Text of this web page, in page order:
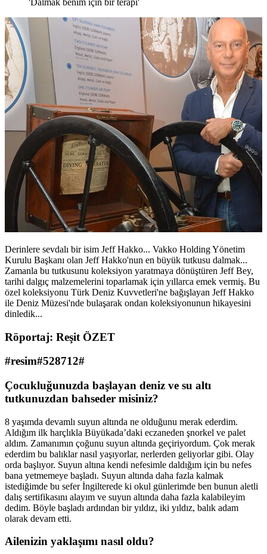
Derinlere sevdalı bir isim Jeff Hakko... Vakko Holding Yönetim
Kurulu Başkanı olan Jeff Hakko'nun en büyük tutkusu dalmak...
Zamanla bu tutkusunu koleksiyon yaratmaya dönüştüren Jeff Bey,
tarihi dalgıç malzemelerini toparlamak için yıllarca emek vermiş. Bu
özel koleksiyonu Türk Deniz Kuvvetleri'ne bağışlayan Jeff Hakko
ile Deniz Müzesi'nde bulaşarak ondan koleksiyonunun hikayesini
dinledik...
Röportaj: Reşit ÖZET
#resim#528712#
Çocukluğunuzda başlayan deniz ve su altı
tutkunuzdan bahseder misiniz?
8 yaşımda devamlı suyun altında ne olduğunu merak ederdim.
Aldığım ilk harçlıkla Büyükada’daki eczaneden şnorkel ve palet
aldım. Zamanımın çoğunu suyun altında geçiriyordum. Çok merak
ederdim bu balıklar nasıl yaşıyorlar, nerlerden geliyorlar gibi. Olay
orda başlıyor. Suyun altına kendi nefesimle daldığım için bu nefes
bana yetmemeye başladı. Suyun altında daha fazla kalmak
istediğimde bu sefer İngilterede ki okul günlerimde ben bunun aletli
dalış sertifikasını alayım ve suyun altında daha fazla kalabileyim
dedim. Böyle başladı ardından bir yıldız, iki yıldız, balık adam
olarak devam etti.
Ailenizin yaklaşımı nasıl oldu?